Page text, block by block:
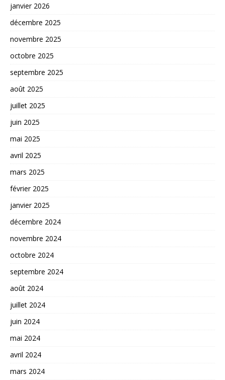
janvier 2026
décembre 2025
novembre 2025
octobre 2025
septembre 2025
août 2025
juillet 2025
juin 2025
mai 2025
avril 2025
mars 2025
février 2025
janvier 2025
décembre 2024
novembre 2024
octobre 2024
septembre 2024
août 2024
juillet 2024
juin 2024
mai 2024
avril 2024
mars 2024